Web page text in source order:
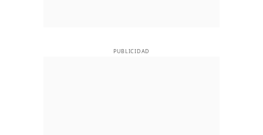
PUBLICIDAD